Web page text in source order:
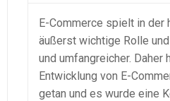
E-Commerce spielt in der
äußerst wichtige Rolle
und umfangreicher. Daher
Entwicklung von E-
getan und es wurde eine